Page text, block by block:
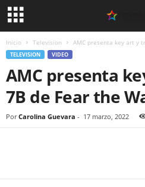
Inicio Television AMC presenta key art y
TELEVISION VIDEO
AMC presenta
7B de Fear the
Por Carolina Guevara - 17 marzo, 2022